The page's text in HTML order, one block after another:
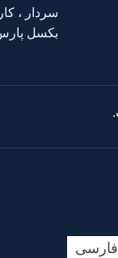
سردار ،
بکسل
فارسی